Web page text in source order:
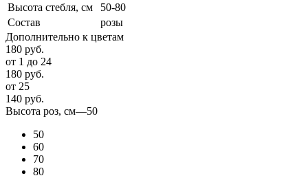
Высота стебля, см
50-80
Состав
розы
Дополнительно к цветам
180 руб.
от 1 до 24
180 руб.
от 25
140 руб.
Высота роз, см—50
50
60
70
80